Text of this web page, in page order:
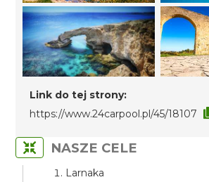
Link do tej strony:
https://www.24carpool.pl/45/18107
NASZE CELE
Larnaka